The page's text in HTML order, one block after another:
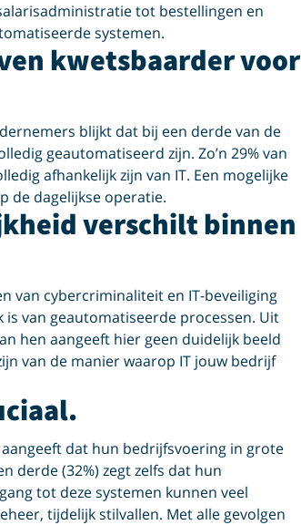
tot bestellingen en
systemen.
kwetsbaarder voor
blijkt dat bij een derde van de
geautomatiseerd zijn. Zo’n 29% van
afhankelijk zijn van IT. Een mogelijke
de dagelijkse operatie.
verschilt binnen
van cybercriminaliteit en IT-beveiliging
van geautomatiseerde processen. Uit
hen aangeeft hier geen duidelijk beeld
van de manier waarop IT jouw bedrijf
dat hun bedrijfsvoering in grote
derde (32%) zegt zelfs dat hun
tot deze systemen kunnen veel
tijdelijk stilvallen. Met alle gevolgen